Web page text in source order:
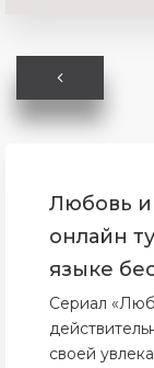
Любовь и
онлайн
языке
Сериал
своей